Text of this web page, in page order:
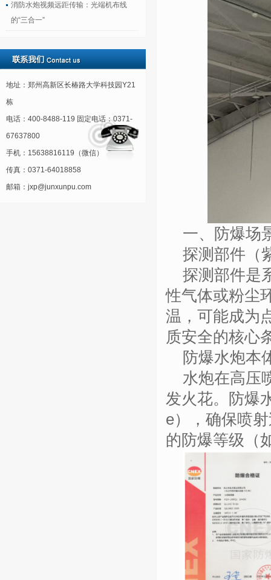
消防水炮视频远距传输：光端机布线
的“三合一”
地址：郑州高新区长椿路大学科技园Y21
栋
电话：400-8488-119 固定电话：0371-
67637800
手机：15638816119（微信）
传真：0371-64018858
邮箱：jxp@junxunpu.com
一、防爆场
探测部件（
探测部件是
性气体或粉尘
温，可能成为
质安全的核心
防爆水炮本
水炮在高压
发火花。防爆
e），确保喷
的防爆等级（